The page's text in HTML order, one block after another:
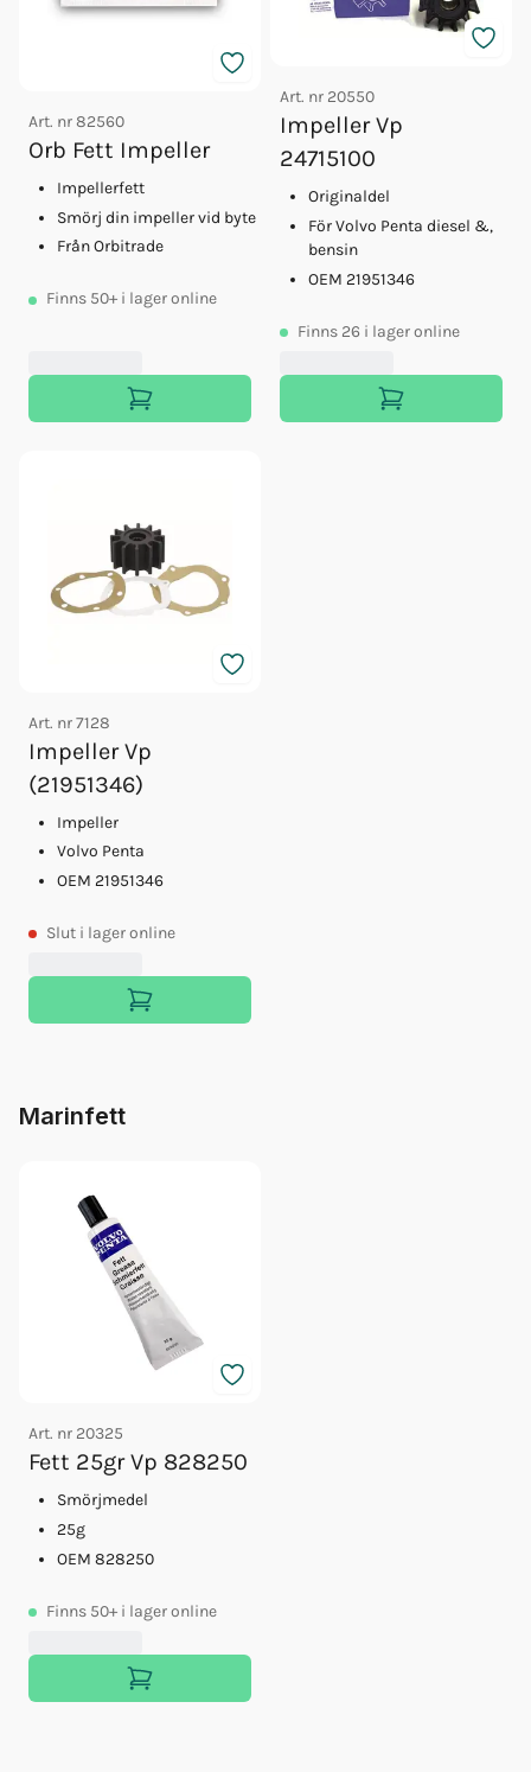
Art. nr82560
Orb Fett Impeller
Impellerfett
Smörj din impeller vid byte
Från Orbitrade
Finns 50+ i lager online
Art. nr 20550
Impeller Vp
24715100
Originaldel
För Volvo Penta diesel &,
bensin
OEM 21951346
Finns 26 i lager online
Art. nr7128
Impeller Vp
(21951346)
Impeller
Volvo Penta
OEM 21951346
Slut i lager online
Marinfett
Art. nr 20325
Fett 25gr Vp 828250
Smörjmedel
25g
OEM 828250
Finns 50+ i lager online